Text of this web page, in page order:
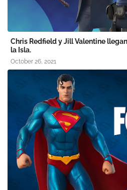
Chris Redfield y Jill Valentine
la Isla.
October 26, 2021